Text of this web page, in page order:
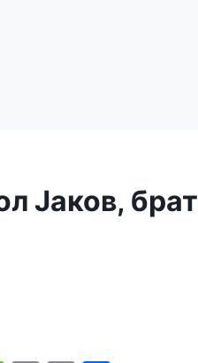
Јаков, брат